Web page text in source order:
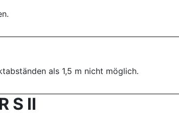
als 1,5 m nicht möglich.
S II